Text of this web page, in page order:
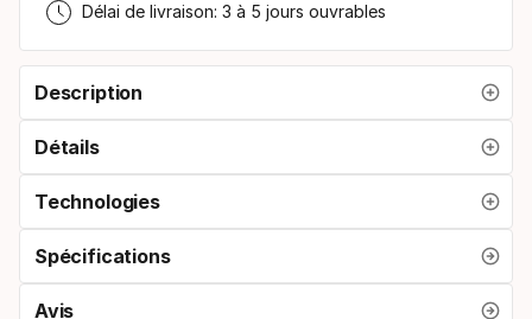
Délai de livraison: 3 à 5 jours ouvrables
Description
Détails
Technologies
Spécifications
Avis